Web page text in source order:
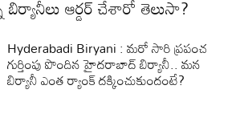
ఆర్డర్ చేశారో తెలుసా?
Hyderabadi Biryani : మరో సారి ప్రపంచ
గుర్తింపు పొందిన హైదరాబాద్ బిర్యానీ.. మన
బిర్యానీ ఎంత ర్యాంక్ దక్కించుకుందంటే?